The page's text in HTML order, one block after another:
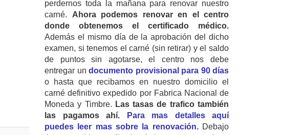
perdernos toda la mañana para renovar nuestro
carné. Ahora podemos renovar en el centro
donde obtenemos el certificado médico.
Además el mismo día de la aprobación del dicho
examen, si tenemos el carné (sin retirar) y el saldo
de puntos sin agotarse, el centro nos debe
entregar un documento provisional para 90 días
o hasta que recibamos en nuestro domicilio el
carné definitivo expedido por Fabrica Nacional de
Moneda y Timbre. Las tasas de trafico también
las pagamos ahí.
Para mas detalles aquí
puedes leer mas sobre la renovación.Debajo